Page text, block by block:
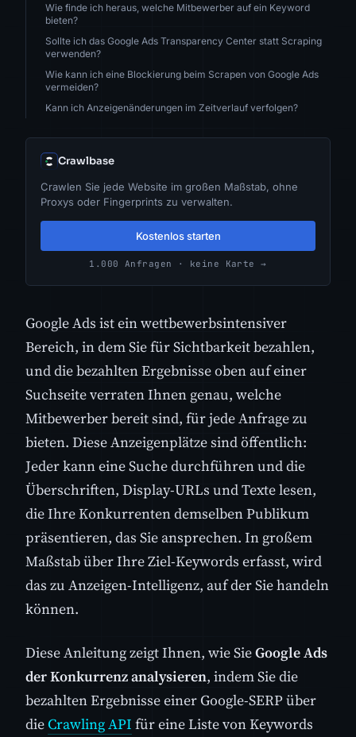
Wie finde ich heraus, welche Mitbewerber auf ein Keyword
bieten?
Sollte ich das Google Ads Transparency Center statt Scraping
verwenden?
Wie kann ich eine Blockierung beim Scrapen von Google Ads
vermeiden?
Kann ich Anzeigenänderungen im Zeitverlauf verfolgen?
Crawlbase
Crawlen Sie jede Website im großen Maßstab, ohne
Proxys oder Fingerprints zu verwalten.
Kostenlos starten
1.000 Anfragen · keine Karte →
Google Ads ist ein wettbewerbsintensiver
Bereich, in dem Sie für Sichtbarkeit bezahlen,
und die bezahlten Ergebnisse oben auf einer
Suchseite verraten Ihnen genau, welche
Mitbewerber bereit sind, für jede Anfrage zu
bieten. Diese Anzeigenplätze sind öffentlich:
Jeder kann eine Suche durchführen und die
Überschriften, Display-URLs und Texte lesen,
die Ihre Konkurrenten demselben Publikum
präsentieren, das Sie ansprechen. In großem
Maßstab über Ihre Ziel-Keywords erfasst, wird
das zu Anzeigen-Intelligenz, auf der Sie handeln
können.
Diese Anleitung zeigt Ihnen, wie SieGoogle Ads
der Konkurrenz analysieren, indem Sie die
bezahlten Ergebnisse einer Google-SERP über
dieCrawling API für eine Liste von Keywords